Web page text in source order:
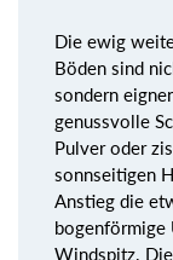
Die ewig
Böden sind
sondern
genussvolle
Pulver oder
sonnseitigen
Anstieg die
bogenförmige
Windspitz.